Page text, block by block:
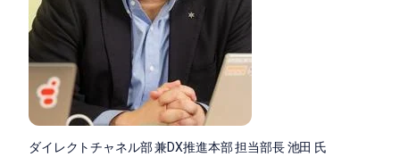
ダイレクトチャネル部 兼DX推進本部 担当部長 池田 氏